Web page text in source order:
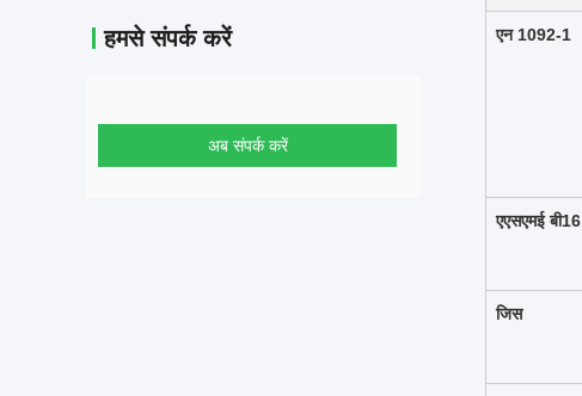
हमसे संपर्क करें
अब संपर्क करें
एन 1092-1
एएसएमई
जिस